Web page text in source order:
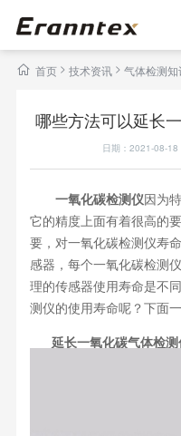
首页> 技术资讯 > 气体检测知
哪些方法可以延长
日期：2021-08-
一氧化碳检测仪因为
它的精度上面有着很高的
要，对一氧化碳检测仪寿
感器，每个一氧化碳检测
理的传感器使用寿命是不
测仪的使用寿命呢？下面
延长一氧化碳气体检